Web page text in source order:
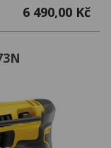
6 490,00 Kč